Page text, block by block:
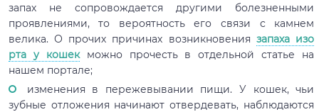
запах не сопровождается другими болезненными
проявлениями, то вероятность его связи с камнем
велика. О прочих причинах возникновениязапаха изо
рта у кошекможно прочесть в отдельной статье на
нашем портале;
изменения в пережевывании пищи. У кошек, чьи
зубные отложения начинают отвердевать, наблюдаются